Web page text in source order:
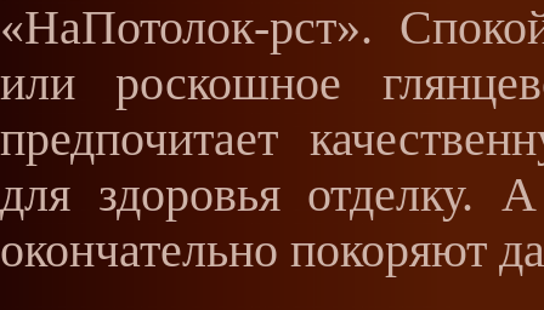
«НаПотолок-рст».
или роскошное
предпочитает
для здоровья отделку.
окончательно покоряют